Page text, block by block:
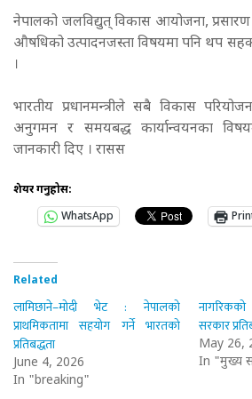
नेपालको जलविद्युत् विकास आयोजना,
औषधिको उत्पादनजस्ता विषयमा पनि थप
।
भारतीय प्रधानमन्त्रीले सबै विकास
अनुगमन र समयबद्ध कार्यान्वयनका
जानकारी दिए । रासस
शेयर गर्नुहोस:
WhatsApp
Related
लामिछाने–मोदी भेट : नेपालको
प्राथमिकतामा सहयोग गर्ने भारतको
प्रतिबद्धता
June 4, 2026
In "breaking"
सरकार
May 26,
In "मुख्य